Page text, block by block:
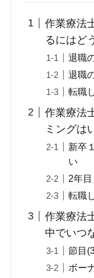
作業療法
るにはど
退職
退職
転職
作業療法
ミングは
新卒
い
2年
転職
作業療法
中でいつ
節目
ボー